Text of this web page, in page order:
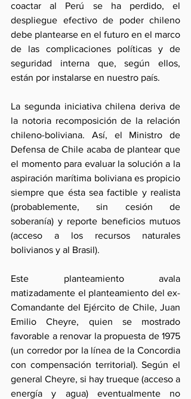
coactar al Perú se ha perdido, el
despliegue efectivo de poder chileno
debe plantearse en el futuro en el marco
de las complicaciones políticas y de
seguridad interna que, según ellos,
están por instalarse en nuestro país.
La segunda iniciativa chilena deriva de
la notoria recomposición de la relación
chileno-boliviana. Así, el Ministro de
Defensa de Chile acaba de plantear que
el momento para evaluar la solución a la
aspiración marítima boliviana es propicio
siempre que ésta sea factible y realista
(probablemente, sin cesión de
soberanía) y reporte beneficios mutuos
(acceso a los recursos naturales
bolivianos y al Brasil).
Este planteamiento avala
matizadamente el planteamiento del ex-
Comandante del Ejército de Chile, Juan
Emilio Cheyre, quien se mostrado
favorable a renovar la propuesta de 1975
(un corredor por la línea de la Concordia
con compensación territorial). Según el
general Cheyre, si hay trueque (acceso a
energía y agua) eventualmente no